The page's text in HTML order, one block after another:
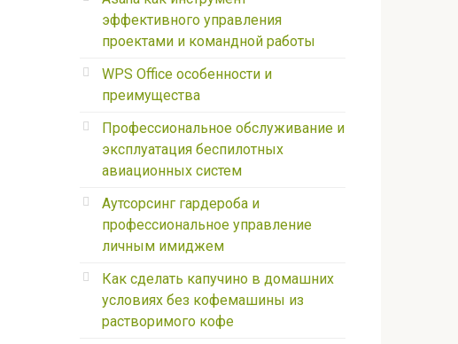
эффективного управления
проектами и командной работы
WPS Office особенности и
преимущества
Профессиональное обслуживание и
эксплуатация беспилотных
авиационных систем
Аутсорсинг гардероба и
профессиональное управление
личным имиджем
Как сделать капучино в домашних
условиях без кофемашины из
растворимого кофе